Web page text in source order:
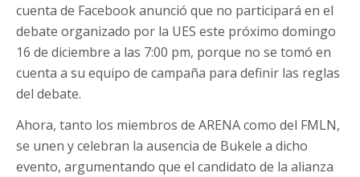
cuenta de Facebook anunció que no participará en el
debate organizado por la UES este próximo domingo
16 de diciembre a las 7:00 pm, porque no se tomó en
cuenta a su equipo de campaña para definir las reglas
del debate.
Ahora, tanto los miembros de ARENA como del FMLN,
se unen y celebran la ausencia de Bukele a dicho
evento, argumentando que el candidato de la alianza